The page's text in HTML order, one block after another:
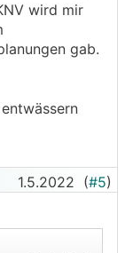
wird mir
gab.
1.5.2022 (#5)